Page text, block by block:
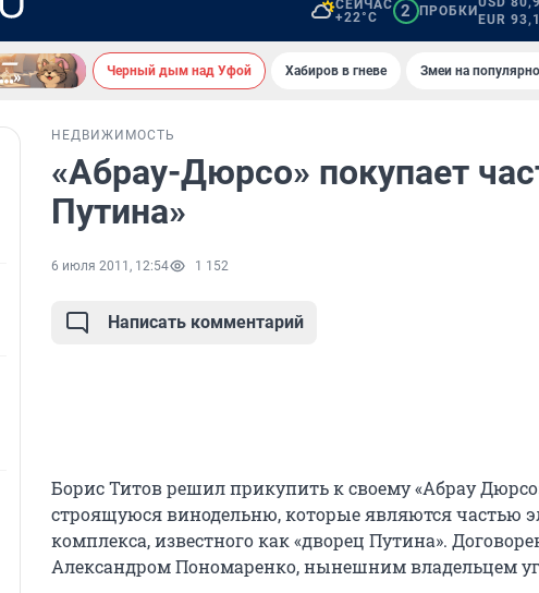
СЕЙЧАС
+22°C
2 ПРОБКИ
EUR
Черный дым над Уфой Хабиров в гневе Змеи на
НЕДВИЖИМОСТЬ
«Абрау-Дюрсо» покупает
Путина»
6 июля 2011, 12:54 1 152
Написать комментарий
Борис Титов решил прикупить к своему «Абрау
строящуюся винодельню, которые являются частью
комплекса, известного как «дворец Путина».
Александром Пономаренко, нынешним владельцем